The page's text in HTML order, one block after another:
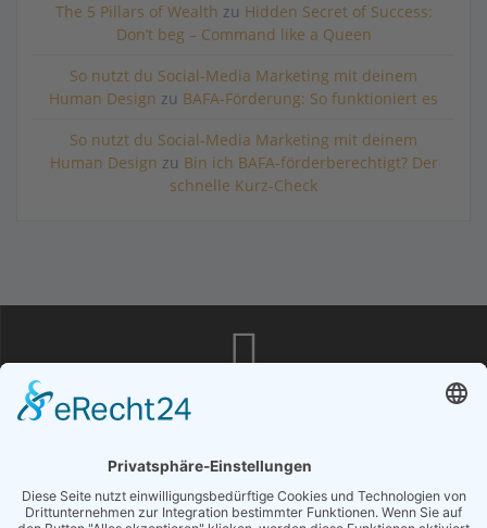
The 5 Pillars of Wealth zu Hidden Secret of Success:
Don’t beg – Command like a Queen
So nutzt du Social-Media Marketing mit deinem
Human Design zu BAFA-Förderung: So funktioniert es
So nutzt du Social-Media Marketing mit deinem
Human Design zu Bin ich BAFA-förderberechtigt? Der
schnelle Kurz-Check
Magic Success Publishing & Consulting | Norderreihe 18b |